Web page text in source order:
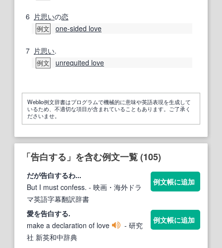
6 片思いの恋
例文 one-sided love
7 片思い.
例文 unrequited love
Weblio例文辞書はプログラムで機械的に意味や英語表現を生成して
いるため、不適切な項目が含まれていることもあります。ご了承く
ださいませ。
「告白する」を含む例文一覧 (105)
だが告白するわ...
But I must confess. - 映画・海外ドラ
マ英語字幕翻訳辞書
例文帳に追加
愛を告白する.
make a declaration of love
- 研究
社 新英和中辞典
例文帳に追加